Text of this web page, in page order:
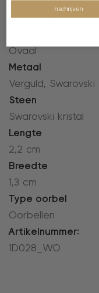
18k verguld
Ovaal
Metaal
Verguld, Swarovski
Steen
Swarovski kristal
Lengte
2,2 cm
Breedte
1,3 cm
Type oorbel
Oorbellen
Artikelnummer:
1D028_WO
inschrijven